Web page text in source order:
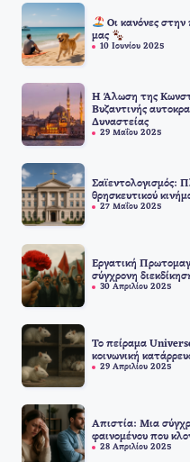
Οι κανόνες στην
μας
10 Ιουνίου 2025
Η Άλωση της
Βυζαντινής
Δυναστείας
29 Μαΐου 2025
Σαϊεντολογισμός:
θρησκευτικού
27 Μαΐου 2025
Εργατική
σύγχρονη
30 Απριλίου 2025
Το πείραμα
κοινωνική
29 Απριλίου 2025
Απιστία: Μια
φαινομένου που
28 Απριλίου 2025